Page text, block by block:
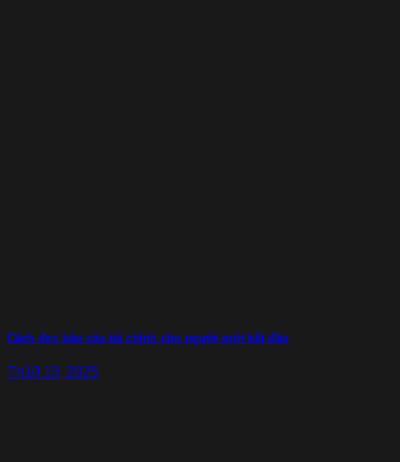
Cách đọc báo cáo tài chính cho người mới bắt đầu
Th10 13, 2025